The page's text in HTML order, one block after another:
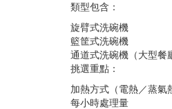
類型包含：
旋臂式洗碗機
籃筐式洗碗機
通道式洗碗機（大型餐
挑選重點：
加熱方式（電熱／蒸氣
每小時處理量